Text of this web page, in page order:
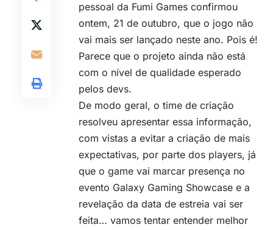
pessoal da Fumi Games confirmou
ontem, 21 de outubro, que o jogo não
vai mais ser lançado neste ano. Pois é!
Parece que o projeto ainda não está
com o nível de qualidade esperado
pelos devs.
De modo geral, o time de criação
resolveu apresentar essa informação,
com vistas a evitar a criação de mais
expectativas, por parte dos players, já
que o game vai marcar presença no
evento Galaxy Gaming Showcase e a
revelação da data de estreia vai ser
feita… vamos tentar entender melhor